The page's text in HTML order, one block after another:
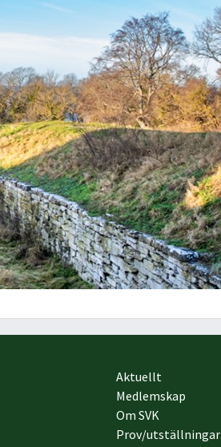
Aktuellt
Medlemskap
Om SVK
Prov/utställningar